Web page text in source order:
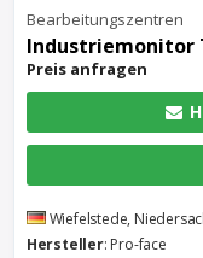
Bearbeitungszentren
Preis anfragen
Wiefelstede,
Hersteller: Pro-face